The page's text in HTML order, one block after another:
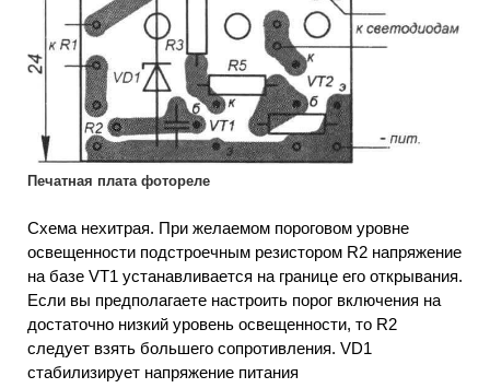
Печатная плата фотореле
Схема нехитрая. При желаемом пороговом уровне
освещенности подстроечным резистором R2 напряжение
на базе VТ1 устанавливается на границе его открывания.
Если вы предполагаете настроить порог включения на
достаточно низкий уровень освещенности, то R2
следует взять большего сопротивления. VD1
стабилизирует напряжение питания